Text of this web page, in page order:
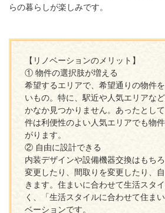
らの暮らしが楽しみです。
【リノベーションのメリット】
① 物件の選択肢が増える
希望するエリアで、希望通りの物件
いもの。特に、駅近や人気エリアな
かなか見つかりません。あったとし
件は利便性のよい人気エリアでも物
がります。
② 自由に設計できる
内装デザインや設備機器交換はもち
変更したり、間取りを変更したり、
きます。住まいに合わせて生活スタ
く、「生活スタイルに合わせて住ま
ベーションです。